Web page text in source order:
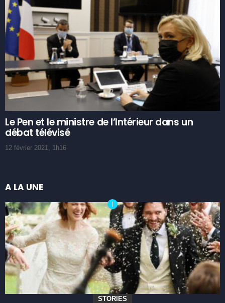
Le Pen et le ministre de l’Intérieur dans un
débat télévisé
12 février 2021, 1h16
A LA UNE
STORIES